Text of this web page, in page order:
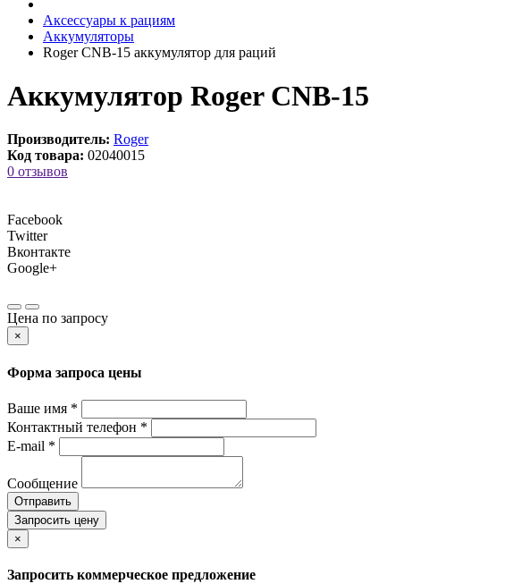
Аксессуары к рациям
Аккумуляторы
Roger CNB-15 аккумулятор для раций
Аккумулятор Roger CNB-15
Производитель: Roger
Код товара: 02040015
0 отзывов
Facebook
Twitter
Вконтакте
Google+
Цена по запросу
×
Форма запроса цены
Ваше имя *
Контактный телефон *
E-mail *
Сообщение
Отправить
Запросить цену
×
Запросить коммерческое предложение